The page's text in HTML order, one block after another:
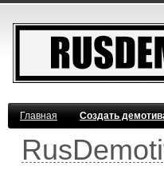
Главная Создать